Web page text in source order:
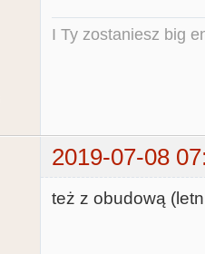
I Ty zostaniesz big
2019-07-08
też z obudową